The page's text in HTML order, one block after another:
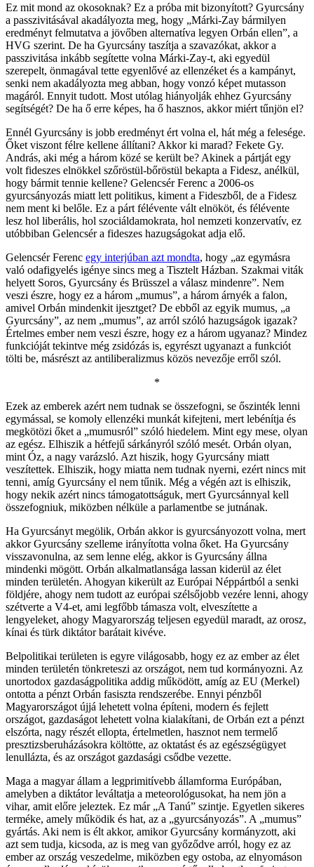
Ez mit mond az okosoknak? Ez a próba mit bizonyított? Gyurcsány
a passzivitásával akadályozta meg, hogy „Márki-Zay bármilyen
eredményt felmutatva a jövőben alternatíva legyen Orbán ellen”, a
HVG szerint. De ha Gyurcsány taszítja a szavazókat, akkor a
passzivitása inkább segítette volna Márki-Zay-t, aki egyedül
szerepelt, önmagával tette egyenlővé az ellenzéket és a kampányt,
senki nem akadályozta meg abban, hogy vonzó képet mutasson
magáról. Ennyit tudott. Most utólag hiányolják ehhez Gyurcsány
segítségét? De ha ő erre képes, ha ő hasznos, akkor miért tűnjön el?
Ennél Gyurcsány is jobb eredményt ért volna el, hát még a felesége.
Őket viszont félre kellene állítani? Akkor ki marad? Fekete Gy.
András, aki még a három közé se került be? Akinek a pártját egy
volt fideszes elnökkel szőröstül-bőröstül bekapta a Fidesz, anélkül,
hogy bármit tennie kellene? Gelencsér Ferenc a 2006-os
gyurcsányozás miatt lett politikus, kiment a Fideszből, de a Fidesz
nem ment ki belőle. Ez a párt félévente vált elnököt, és félévente
lesz hol liberális, hol szociáldamokrata, hol nemzeti konzervatív, ez
utóbbiban Gelencsér a fideszes hazugságokat adja elő.
Gelencsér Ferenc egy interjúban azt mondta, hogy „az egymásra
való odafigyelés igénye sincs meg a Tisztelt Házban. Szakmai viták
helyett Soros, Gyurcsány és Brüsszel a válasz mindenre”. Nem
veszi észre, hogy ez a három „mumus”, a három árnyék a falon,
amivel Orbán mindenkit ijesztget? De ebből az egyik mumus, „a
Gyurcsány”, az nem „mumus”, az arról szóló hazugságok igazak?
Értelmes ember nem veszi észre, hogy ez a három ugyanaz? Mindez
funkcióját tekintve még zsidózás is, egyrészt ugyanazt a funkciót
tölti be, másrészt az antiliberalizmus közös nevezője erről szól.
*
Ezek az emberek azért nem tudnak se összefogni, se őszinték lenni
egymással, se komoly ellenzéki munkát kifejteni, mert lebénítja és
megkötözi őket a „mumusról” szóló hiedelem. Mint egy mese, olyan
az egész. Elhiszik a hétfejű sárkányról szóló mesét. Orbán olyan,
mint Óz, a nagy varázsló. Azt hiszik, hogy Gyurcsány miatt
veszítettek. Elhiszik, hogy miatta nem tudnak nyerni, ezért nincs mit
tenni, amíg Gyurcsány el nem tűnik. Még a végén azt is elhiszik,
hogy nekik azért nincs támogatottságuk, mert Gyurcsánnyal kell
összefogniuk, miközben nélküle a parlamentbe se jutnának.
Ha Gyurcsányt megölik, Orbán akkor is gyurcsányozott volna, mert
akkor Gyurcsány szelleme irányította volna őket. Ha Gyurcsány
visszavonulna, az sem lenne elég, akkor is Gyurcsány állna
mindenki mögött. Orbán alkalmatlansága lassan kiderül az élet
minden területén. Ahogyan kikerült az Európai Néppártból a senki
földjére, ahogy nem tudott az európai szélsőjobb vezére lenni, ahogy
szétverte a V4-et, ami legfőbb támasza volt, elveszítette a
lengyeleket, ahogy Magyarország teljesen egyedül maradt, az orosz,
kínai és türk diktátor barátait kivéve.
Belpolitikai területen is egyre világosabb, hogy ez az ember az élet
minden területén tönkreteszi az országot, nem tud kormányozni. Az
unortodox gazdaságpolitika addig működött, amíg az EU (Merkel)
ontotta a pénzt Orbán fasiszta rendszerébe. Ennyi pénzből
Magyarországot újjá lehetett volna építeni, modern és fejlett
országot, gazdaságot lehetett volna kialakítani, de Orbán ezt a pénzt
elszórta, nagy részét ellopta, értelmetlen, hasznot nem termelő
presztizsberuházásokra költötte, az oktatást és az egészségügyet
lenullázta, és az országot gazdasági csődbe vezette.
Maga a magyar állam a legprimitívebb államforma Európában,
amelyben a diktátor leváltatja a meteorológusokat, ha nem jön a
vihar, amit előre jeleztek. Ez már „A Tanú” szintje. Egyetlen sikeres
terméke, amely működik és hat, az a „gyurcsányozás”. A „mumus”
gyártás. Aki nem is élt akkor, amikor Gyurcsány kormányzott, aki
azt sem tudja, kicsoda, az is meg van győződve arról, hogy ez az
ember az ország veszedelme, miközben egy ostoba, az elnyomáson